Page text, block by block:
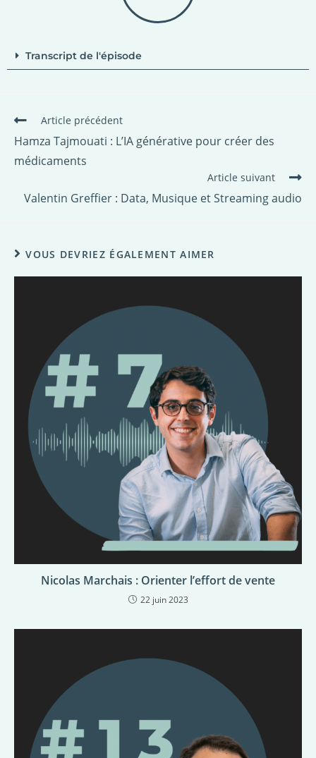
Transcript de l'épisode
Article précédent
Hamza Tajmouati : L’IA générative pour créer des
médicaments
Article suivant
Valentin Greffier : Data, Musique et Streaming audio
VOUS DEVRIEZ ÉGALEMENT AIMER
Nicolas Marchais : Orienter l’effort de vente
22 juin 2023